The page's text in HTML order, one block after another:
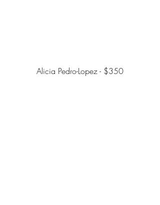
           Alicia Pedro-Lopez - $350